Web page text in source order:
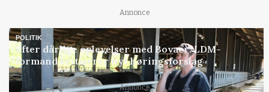
Annonce
POLITIK
Efter dårlige oplevelser med Bovaer: LDM-
formand kritiserer nyt høringsforslag
Annonce